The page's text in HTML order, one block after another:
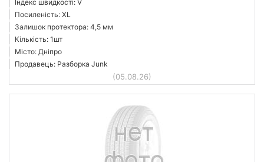
Індекс швидкості: V
Посиленість: XL
Залишок протектора: 4,5 мм
Кількість: 1шт
Місто: Дніпро
Продавець: Разборка Junk
(05.08.26)